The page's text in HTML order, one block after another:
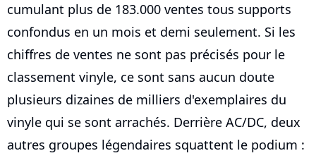
cumulant plus de 183.000 ventes tous supports
confondus en un mois et demi seulement. Si les
chiffres de ventes ne sont pas précisés pour le
classement vinyle, ce sont sans aucun doute
plusieurs dizaines de milliers d'exemplaires du
vinyle qui se sont arrachés. Derrière AC/DC, deux
autres groupes légendaires squattent le podium :